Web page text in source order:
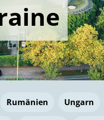
Rumänien Ungarn